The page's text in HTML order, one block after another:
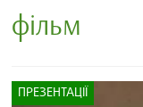
фільм
ПРЕЗЕНТАЦІЇ